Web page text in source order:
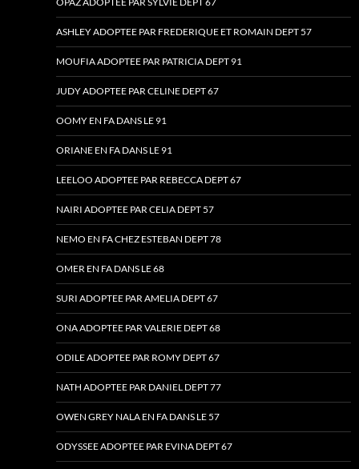
ASHLEY ADOPTEE PAR FREDERIQUE ET ROMAIN DEPT 57
MOUFIA ADOPTEE PAR PATRICIA DEPT 91
JUDY ADOPTEE PAR CELINE DEPT 67
OOMY EN FA DANS LE 91
ORIANE EN FA DANS LE 91
LEELOO ADOPTEE PAR REBECCA DEPT 67
NAIRI ADOPTEE PAR CELIA DEPT 57
NEMO EN FA CHEZ ESTEBAN DEPT 78
OMER EN FA DANS LE 68
SURI ADOPTEE PAR AMELIA DEPT 67
ONA ADOPTEE PAR VALERIE DEPT 68
ODILE ADOPTEE PAR ROMY DEPT 67
NATH ADOPTEE PAR DANIEL DEPT 77
OWEN GREY NALA EN FA DANS LE 57
ODYSSEE ADOPTEE PAR EVINA DEPT 67